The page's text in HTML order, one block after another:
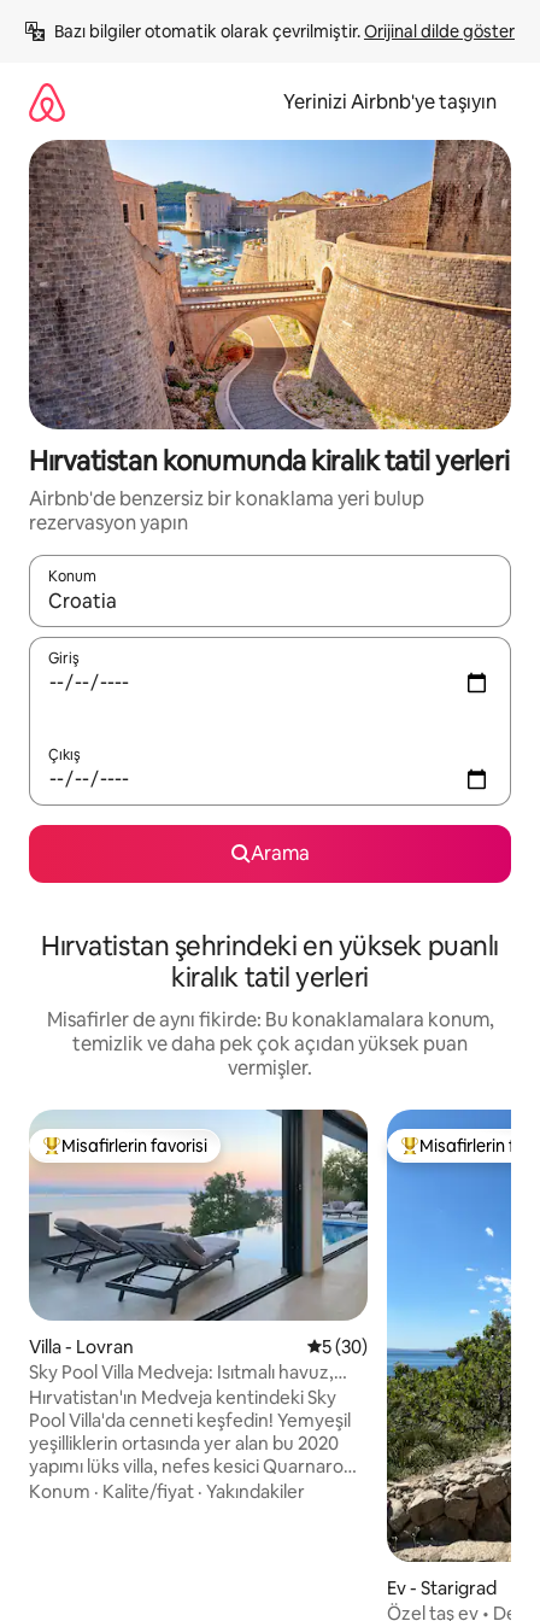
atla
Bazı bilgiler otomatik olarak çevrilmiştir. Orijinal dilde göster
Yerinizi Airbnb'ye taşıyın
Hırvatistan konumunda kiralık tatil yerleri
Airbnb'de benzersiz bir konaklama yeri bulup
rezervasyon yapın
Konum
Sonuçlar kullanılabilir olduğunda yukarı ve aşağı oklarıyla
Giriş
Çıkış
Arama
Hırvatistan şehrindeki en yüksek puanlı
kiralık tatil yerleri
Misafirler de aynı fikirde: Bu konaklamalara konum,
temizlik ve daha pek çok açıdan yüksek puan
vermişler.
Misafirlerin favorilerinden en beğenilenler arasında
Misafirlerin favorisi
Villa - Lovran 5 üzerinden ortalama 5
5 (30)
Sky Pool Villa Medveja: Isıtmalı havuz,
spa, deniz manzarası
Hırvatistan'ın Medveja kentindeki Sky
Pool Villa'da cenneti keşfedin! Yemyeşil
yeşilliklerin ortasında yer alan bu 2020
yapımı lüks villa, nefes kesici Quarnaro
Körfezi manzarasına sahip ısıtmalı bir
Konum · Kalite/fiyat · Yakındakiler
Misafirlerin
Misafirlerin
Ev - Starigrad
Özel taş ev •